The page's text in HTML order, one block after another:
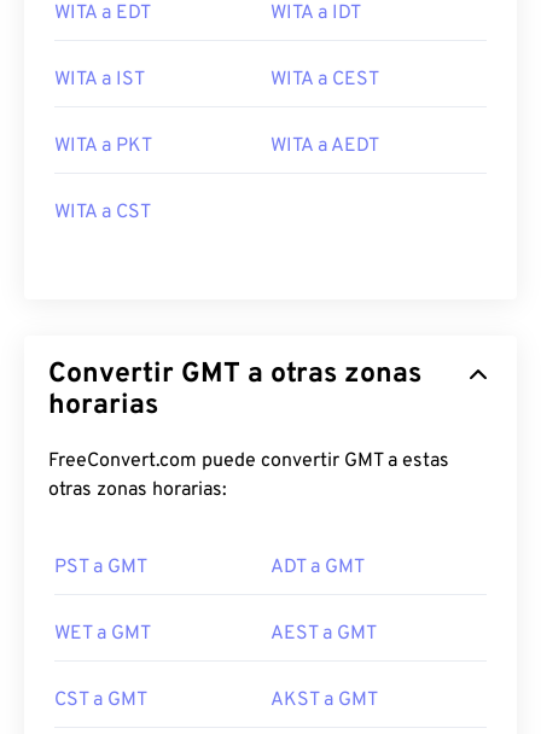
WITA a EDT WITA a IDT
WITA a IST WITA a CEST
WITA a PKT WITA a AEDT
WITA a CST
Convertir GMT a otras zonas
horarias
FreeConvert.com puede convertir GMT a estas
otras zonas horarias:
PST a GMT ADT a GMT
WET a GMT AEST a GMT
CST a GMT AKST a GMT